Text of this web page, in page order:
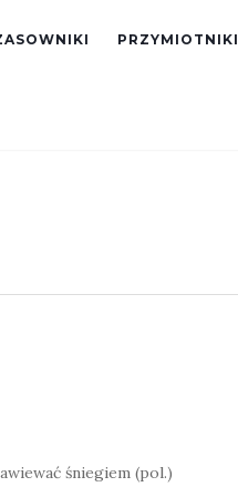
PRZYMIOTNIKI
śniegiem (pol.)